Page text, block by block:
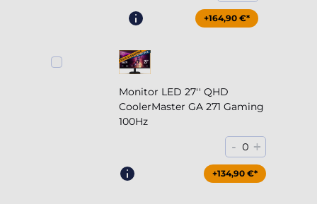
+164,90 €*
Monitor LED 27'' QHD
CoolerMaster GA 271 Gaming
100Hz
- 0 +
+204,90 €*
+134,90 €*